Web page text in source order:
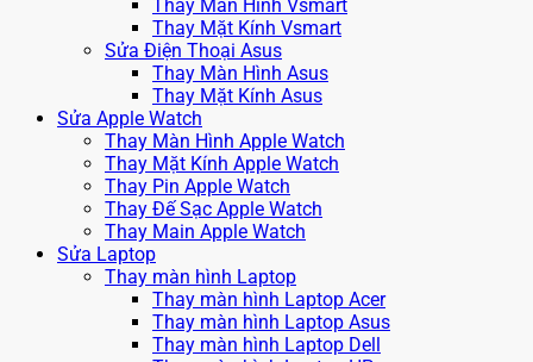
Thay Màn Hình Vsmart
Thay Mặt Kính Vsmart
Sửa Điện Thoại Asus
Thay Màn Hình Asus
Thay Mặt Kính Asus
Sửa Apple Watch
Thay Màn Hình Apple Watch
Thay Mặt Kính Apple Watch
Thay Pin Apple Watch
Thay Đế Sạc Apple Watch
Thay Main Apple Watch
Sửa Laptop
Thay màn hình Laptop
Thay màn hình Laptop Acer
Thay màn hình Laptop Asus
Thay màn hình Laptop Dell